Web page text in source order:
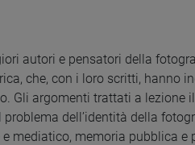
autori e pensatori della
che, con i loro scritti, hanno
Gli argomenti trattati a lezione
dell’identità della
mediatico, memoria pubblica e